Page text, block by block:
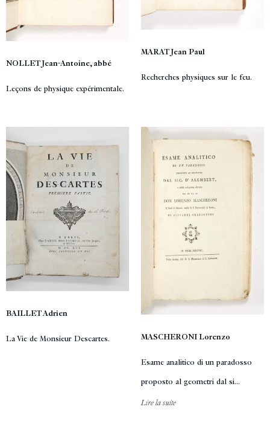
NOLLET Jean-Antoine, abbé
Leçons de physique expérimentale.
MARAT Jean Paul
Recherches physiques sur le feu.
BAILLET Adrien
La Vie de Monsieur Descartes. MASCHERONI Lorenzo
Esame analitico di un paradosso
proposto al geometri dal si...
Lire la suite